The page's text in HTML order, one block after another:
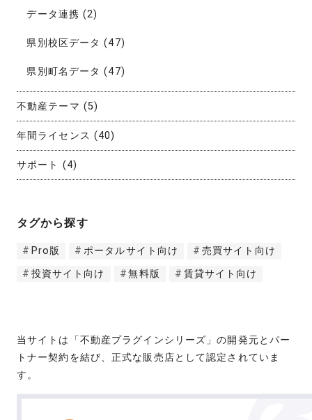
データ連携 (2)
県別校区データ (47)
県別町名データ (47)
不動産テーマ (5)
年間ライセンス (40)
サポート (4)
タグから探す
Pro版 ポータルサイト向け
売買サイト向け
投資サイト向け
無料版 賃貸サイト向け
当サイトは「不動産プラグインシリーズ」の開発元とパー
トナー契約を結び、正式な販売店として認定されていま
す。